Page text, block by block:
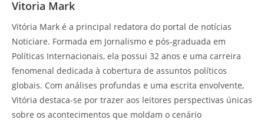
Vitoria Mark
Vitória Mark é a principal redatora do portal de notícias
Noticiare. Formada em Jornalismo e pós-graduada em
Políticas Internacionais, ela possui 32 anos e uma carreira
fenomenal dedicada à cobertura de assuntos políticos
globais. Com análises profundas e uma escrita envolvente,
Vitória destaca-se por trazer aos leitores perspectivas únicas
sobre os acontecimentos que moldam o cenário